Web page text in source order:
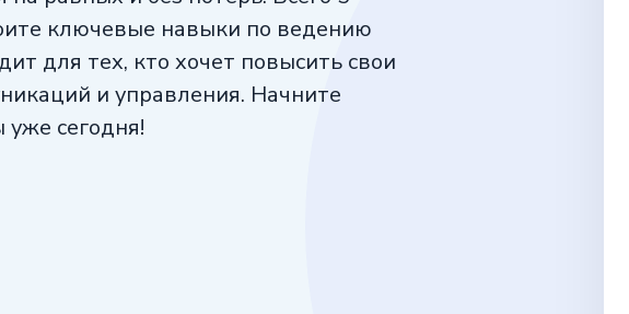
ключевые навыки по ведению
для тех, кто хочет повысить свои
и управления. Начните
сегодня!